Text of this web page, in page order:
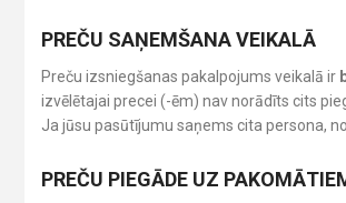
PREČU SAŅEMŠANA VEIKALĀ
Preču izsniegšanas pakalpojums veikalā ir
izvēlētajai precei (-ēm) nav norādīts cits
Ja jūsu pasūtījumu saņems cita persona,
PREČU PIEGĀDE UZ